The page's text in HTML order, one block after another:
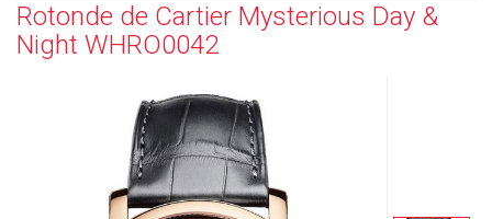
Rotonde de Cartier Mysterious Day &
Night WHRO0042